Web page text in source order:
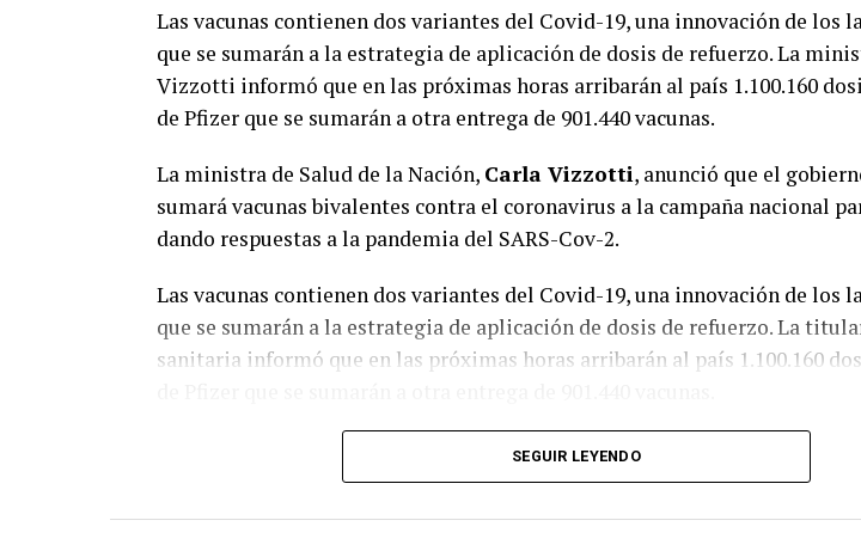
Las vacunas contienen dos variantes del Covid-19, una innovación de los
que se sumarán a la estrategia de aplicación de dosis de refuerzo. La
Vizzotti informó que en las próximas horas arribarán al país 1.100.160
de Pfizer que se sumarán a otra entrega de 901.440 vacunas.
La ministra de Salud de la Nación, Carla Vizzotti, anunció que el
sumará vacunas bivalentes contra el coronavirus a la campaña nacional
dando respuestas a la pandemia del SARS-Cov-2.
Las vacunas contienen dos variantes del Covid-19, una innovación de los
que se sumarán a la estrategia de aplicación de dosis de refuerzo. La
sanitaria informó que en las próximas horas arribarán al país 1.100.160
El envío a las provincias comenzará la semana que viene. En ese marco, la
aclaró que durante algunas semanas van a estar disponibles ambos tipos de
pero que ambas son seguras y eficaces.
SEGUIR LEYENDO